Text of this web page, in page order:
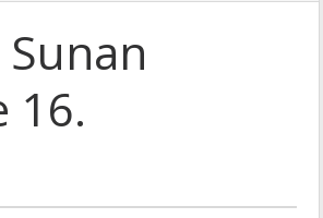
16.